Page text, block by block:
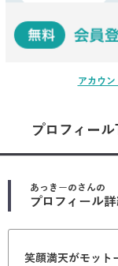
アカウ
プロフィー
あっきーの さんの
プロフィール詳
笑顔満天がモット